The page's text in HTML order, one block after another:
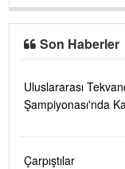
Son Haberler
Uluslararası
Şampiyonası'nda
Çarpıştılar